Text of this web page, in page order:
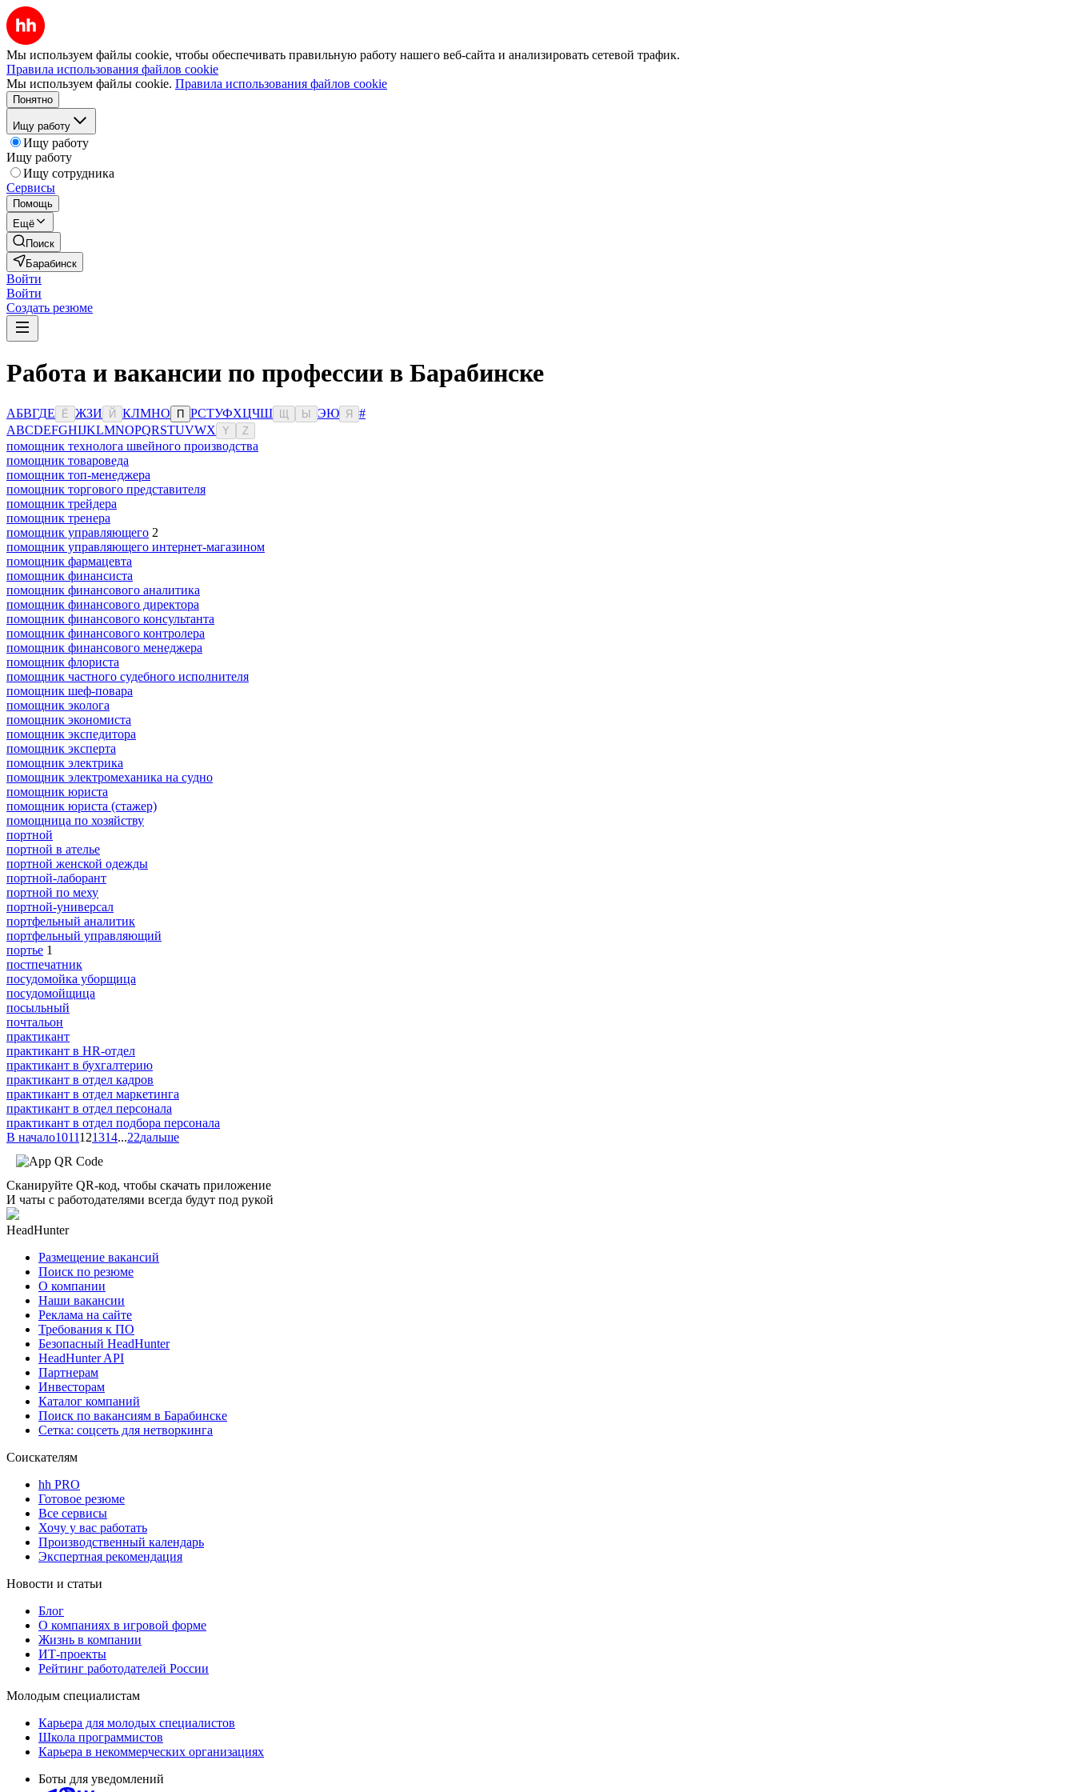
Мы используем файлы cookie, чтобы обеспечивать правильную работу нашего веб-сайта и анализировать сетевой трафик.
Правила использования файлов cookie
Мы используем файлы cookie. Правила использования файлов cookie
Понятно
Ищу работу
Ищу работу
Ищу работу
Ищу сотрудника
Сервисы
Помощь
Ещё
Поиск
Барабинск
Войти
Войти
Создать резюме
Работа и вакансии по профессии в Барабинске
АБВГДЕ Ё ЖЗИ Й КЛМНО П РСТУФХЦЧШ Ы ЭЮ Я
#
ABCDEFGHIJKLMNOPQRSTUVWX Y Z
помощник технолога швейного производства
помощник товароведа
помощник топ-менеджера
помощник торгового представителя
помощник трейдера
помощник тренера
помощник управляющего 2
помощник управляющего интернет-магазином
помощник фармацевта
помощник финансиста
помощник финансового аналитика
помощник финансового директора
помощник финансового консультанта
помощник финансового контролера
помощник финансового менеджера
помощник флориста
помощник частного судебного исполнителя
помощник шеф-повара
помощник эколога
помощник экономиста
помощник экспедитора
помощник эксперта
помощник электрика
помощник электромеханика на судно
помощник юриста
помощник юриста (стажер)
помощница по хозяйству
портной
портной в ателье
портной женской одежды
портной-лаборант
портной по меху
портной-универсал
портфельный аналитик
портфельный управляющий
портье 1
постпечатник
посудомойка уборщица
посудомойщица
посыльный
почтальон
практикант
практикант в HR-отдел
практикант в бухгалтерию
практикант в отдел кадров
практикант в отдел маркетинга
практикант в отдел персонала
практикант в отдел подбора персонала
В начало1011121314...22дальше
Сканируйте QR-код, чтобы скачать приложение
И чаты с работодателями всегда будут под рукой
HeadHunter
Размещение вакансий
Поиск по резюме
О компании
Наши вакансии
Реклама на сайте
Требования к ПО
Безопасный HeadHunter
HeadHunter API
Партнерам
Инвесторам
Каталог компаний
Поиск по вакансиям в Барабинске
Сетка: соцсеть для нетворкинга
Соискателям
hh PRO
Готовое резюме
Все сервисы
Хочу у вас работать
Производственный календарь
Экспертная рекомендация
Новости и статьи
Блог
О компаниях в игровой форме
Жизнь в компании
ИТ-проекты
Рейтинг работодателей России
Молодым специалистам
Карьера для молодых специалистов
Школа программистов
Карьера в некоммерческих организациях
Боты для уведомлений